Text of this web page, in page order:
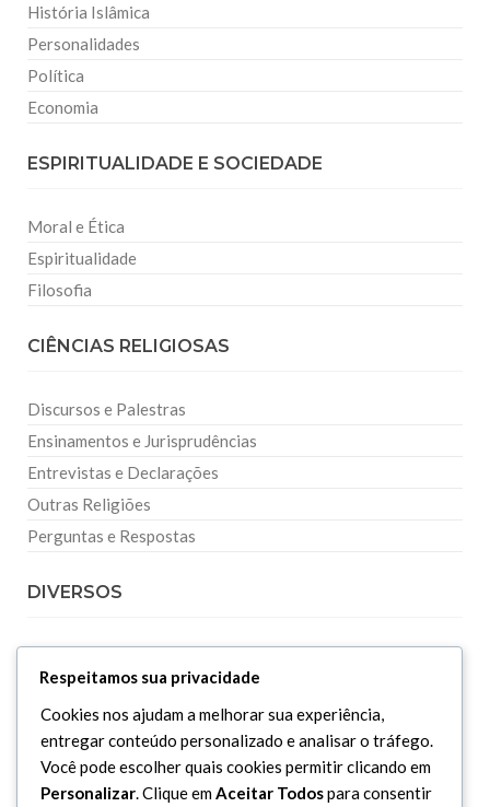
História Islâmica
Personalidades
Política
Economia
ESPIRITUALIDADE E SOCIEDADE
Moral e Ética
Espiritualidade
Filosofia
CIÊNCIAS RELIGIOSAS
Discursos e Palestras
Ensinamentos e Jurisprudências
Entrevistas e Declarações
Outras Religiões
Perguntas e Respostas
DIVERSOS
Dicionário Islâmico
Downloads
Respeitamos sua privacidade
Cookies nos ajudam a melhorar sua experiência,
entregar conteúdo personalizado e analisar o tráfego.
Você pode escolher quais cookies permitir clicando em
Personalizar. Clique emAceitar Todospara consentir